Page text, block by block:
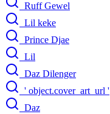
Ruff Gewel
Lil keke
Prince Djae
Lil
Daz Dilenger
' object.cover_art_url '
Daz